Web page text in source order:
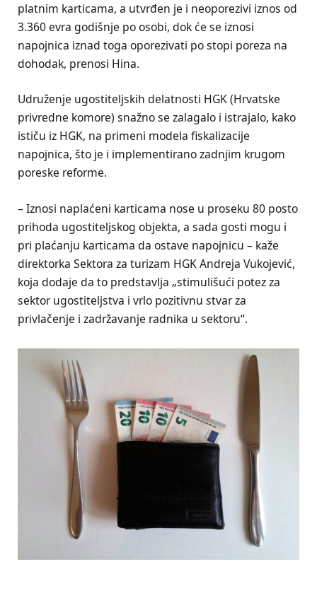
platnim karticama, a utvrđen je i neoporezivi iznos od
3.360 evra godišnje po osobi, dok će se iznosi
napojnica iznad toga oporezivati po stopi poreza na
dohodak, prenosi Hina.
Udruženje ugostiteljskih delatnosti HGK (Hrvatske
privredne komore) snažno se zalagalo i istrajalo, kako
ističu iz HGK, na primeni modela fiskalizacije
napojnica, što je i implementirano zadnjim krugom
poreske reforme.
– Iznosi naplaćeni karticama nose u proseku 80 posto
prihoda ugostiteljskog objekta, a sada gosti mogu i
pri plaćanju karticama da ostave napojnicu – kaže
direktorka Sektora za turizam HGK Andreja Vukojević,
koja dodaje da to predstavlja „stimulišući potez za
sektor ugostiteljstva i vrlo pozitivnu stvar za
privlačenje i zadržavanje radnika u sektoru“.